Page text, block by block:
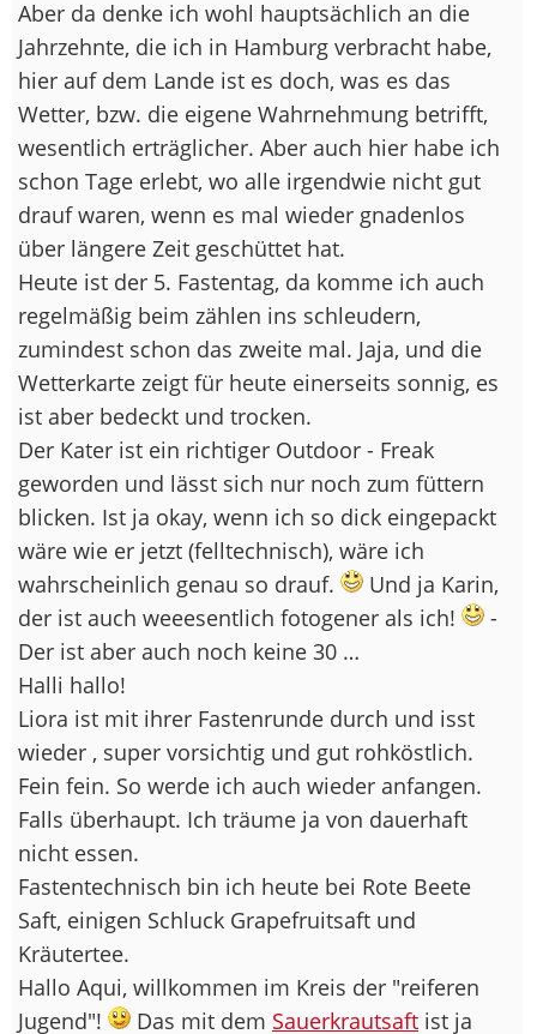
Aber da denke ich wohl hauptsächlich an die
Jahrzehnte, die ich in Hamburg verbracht habe,
hier auf dem Lande ist es doch, was es das
Wetter, bzw. die eigene Wahrnehmung betrifft,
wesentlich erträglicher. Aber auch hier habe ich
schon Tage erlebt, wo alle irgendwie nicht gut
drauf waren, wenn es mal wieder gnadenlos
über längere Zeit geschüttet hat.
Heute ist der 5. Fastentag, da komme ich auch
regelmäßig beim zählen ins schleudern,
zumindest schon das zweite mal. Jaja, und die
Wetterkarte zeigt für heute einerseits sonnig, es
ist aber bedeckt und trocken.
Der Kater ist ein richtiger Outdoor - Freak
geworden und lässt sich nur noch zum füttern
blicken. Ist ja okay, wenn ich so dick eingepackt
wäre wie er jetzt (felltechnisch), wäre ich
wahrscheinlich genau so drauf.
Und ja Karin,
der ist auch weeesentlich fotogener als ich!
-
Der ist aber auch noch keine 30 …
Halli hallo!
Liora ist mit ihrer Fastenrunde durch und isst
wieder , super vorsichtig und gut rohköstlich.
Fein fein. So werde ich auch wieder anfangen.
Falls überhaupt. Ich träume ja von dauerhaft
nicht essen.
Fastentechnisch bin ich heute bei Rote Beete
Saft, einigen Schluck Grapefruitsaft und
Kräutertee.
Hallo Aqui, willkommen im Kreis der "reiferen
Jugend"!
Das mit dem Sauerkrautsaft ist ja